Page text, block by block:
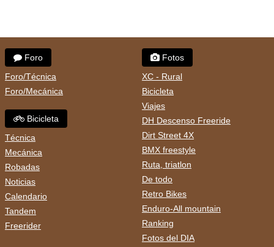
Foro
Foro/Técnica
Foro/Mecánica
Bicicleta
Técnica
Mecánica
Robadas
Noticias
Calendario
Tandem
Freerider
Fotos
XC - Rural
Bicicleta
Viajes
DH Descenso Freeride
Dirt Street 4X
BMX freestyle
Ruta, triatlon
De todo
Retro Bikes
Enduro-All mountain
Ranking
Fotos del DIA